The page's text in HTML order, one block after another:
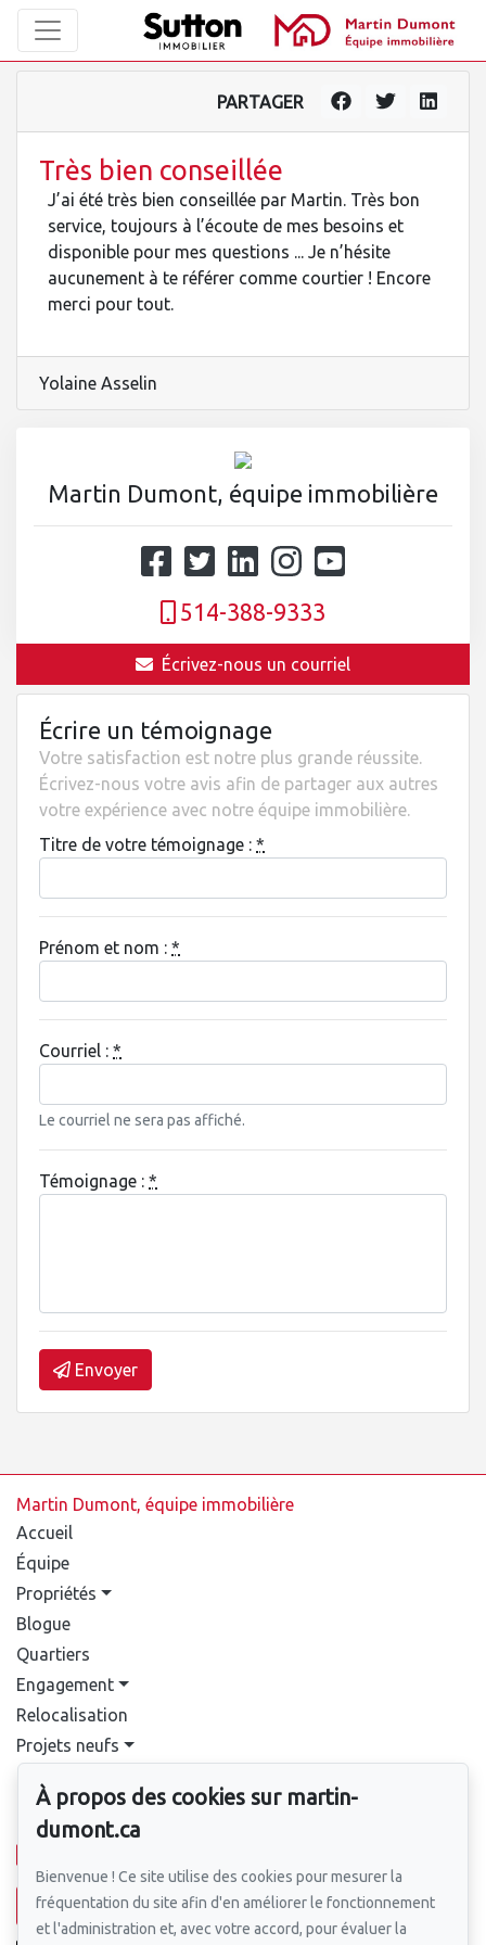
PARTAGER
Très bien conseillée
J’ai été très bien conseillée par Martin. Très bon
service, toujours à l’écoute de mes besoins et
disponible pour mes questions ... Je n’hésite
aucunement à te référer comme courtier ! Encore
merci pour tout.
Yolaine Asselin
Martin Dumont, équipe immobilière
514-388-9333
Écrivez-nous un courriel
Écrire un témoignage
Votre satisfaction est notre plus grande réussite.
Écrivez-nous votre avis afin de partager aux autres
votre expérience avec notre équipe immobilière.
Titre de votre témoignage : *
Prénom et nom : *
Courriel : *
Le courriel ne sera pas affiché.
Témoignage : *
Envoyer
Martin Dumont, équipe immobilière
Accueil
Équipe
Propriétés
Blogue
Quartiers
Engagement
Relocalisation
Projets neufs
Pour nous joindre
Écrivez-nous un courriel
À propos des cookies sur martin-
dumont.ca
Bienvenue ! Ce site utilise des cookies pour mesurer la
fréquentation du site afin d'en améliorer le fonctionnement
et l'administration et, avec votre accord, pour évaluer la